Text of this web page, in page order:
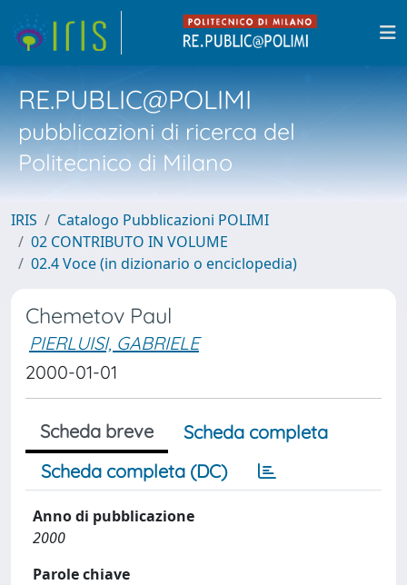
RE.PUBLIC@POLIMI
pubblicazioni di ricerca del
Politecnico di Milano
IRIS
Catalogo Pubblicazioni POLIMI
02 CONTRIBUTO IN VOLUME
02.4 Voce (in dizionario o enciclopedia)
Chemetov Paul
PIERLUISI, GABRIELE
2000-01-01
Scheda breve
Scheda completa
Scheda completa (DC)
Anno di pubblicazione
2000
Parole chiave